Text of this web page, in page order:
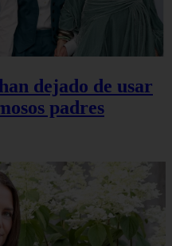
dejado de usar
padres